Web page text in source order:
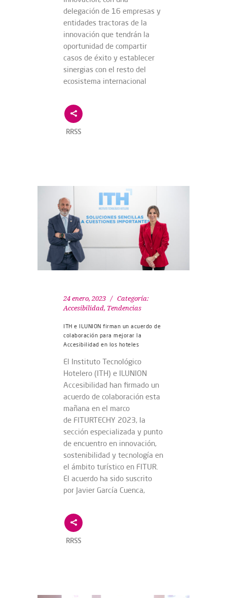
delegación de 16 empresas y
entidades tractoras de la
innovación que tendrán la
oportunidad de compartir
casos de éxito y establecer
sinergias con el resto del
ecosistema internacional
RRSS
24 enero, 2023
Categoría:
Accesibilidad, Tendencias
ITH e ILUNION firman un acuerdo de
colaboración para mejorar la
Accesibilidad en los hoteles
El Instituto Tecnológico
Hotelero (ITH) e ILUNION
Accesibilidad han firmado un
acuerdo de colaboración esta
mañana en el marco
de FITURTECHY 2023, la
sección especializada y punto
de encuentro en innovación,
sostenibilidad y tecnología en
el ámbito turístico en FITUR.
El acuerdo ha sido suscrito
por Javier García Cuenca,
RRSS